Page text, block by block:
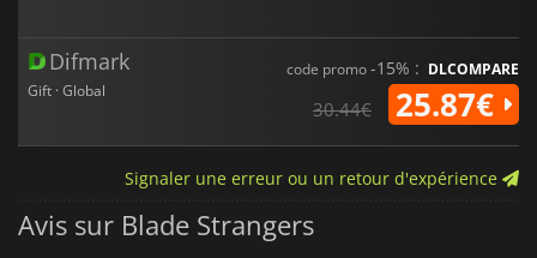
Difmark
Gift · Global
code promo-15% : DLCOMPARE
30.44€ 25.87€
Signaler une erreur ou un retour d'expérience
Avis sur Blade Strangers